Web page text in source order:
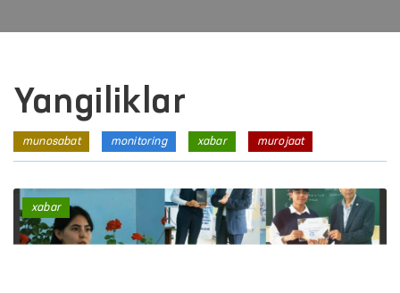
Yangiliklar
munosabat monitoring xabar murojaat
xabar